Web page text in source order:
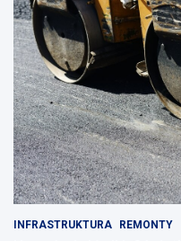
INFRASTRUKTURA REMONTY